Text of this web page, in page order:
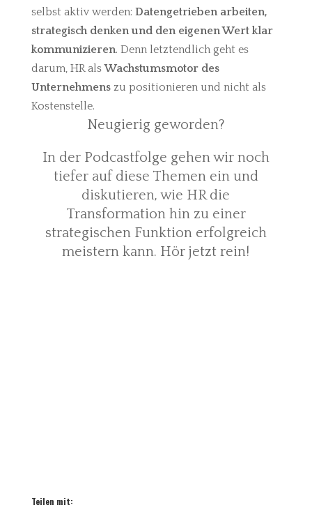
selbst aktiv werden: Datengetrieben arbeiten,
strategisch denken und den eigenen Wert klar
kommunizieren. Denn letztendlich geht es
darum, HR alsWachstumsmotor des
Unternehmenszu positionieren und nicht als
Kostenstelle.
Neugierig geworden?
In der Podcastfolge gehen wir noch
tiefer auf diese Themen ein und
diskutieren, wie HR die
Transformation hin zu einer
strategischen Funktion erfolgreich
meistern kann. Hör jetzt rein!
Teilen mit: